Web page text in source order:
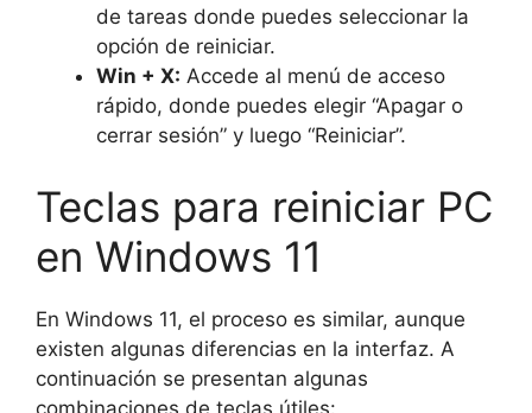
de tareas donde puedes seleccionar la
opción de reiniciar.
Win + X: Accede al menú de acceso
rápido, donde puedes elegir “Apagar o
cerrar sesión” y luego “Reiniciar”.
Teclas para reiniciar PC
en Windows 11
En Windows 11, el proceso es similar, aunque
existen algunas diferencias en la interfaz. A
continuación se presentan algunas
combinaciones de teclas útiles: